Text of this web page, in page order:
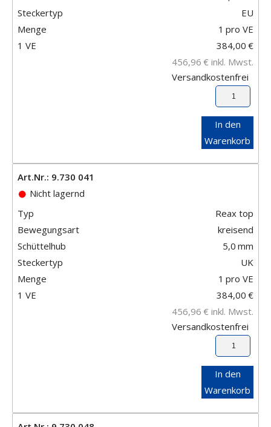
Steckertyp
EU
Menge
1 pro VE
1 VE
384,00 €
456,96 € inkl. Mwst.
Versandkostenfrei
In den
Warenkorb
Art.Nr.: 9.730 041
Nicht lagernd
Typ
Reax top
Bewegungsart
kreisend
Schüttelhub
5,0 mm
Steckertyp
UK
Menge
1 pro VE
1 VE
384,00 €
456,96 € inkl. Mwst.
Versandkostenfrei
In den
Warenkorb